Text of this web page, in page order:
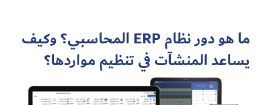
ما هو دور نظام ERP المحاسبي؟ وكيف
يساعد المنشآت في تنظيم مواردها؟